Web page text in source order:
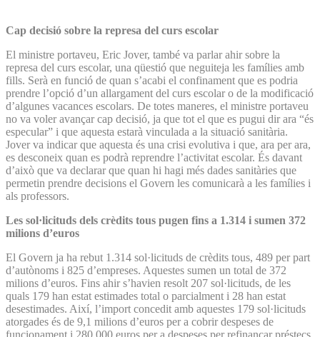
Cap decisió sobre la represa del curs escolar
El ministre portaveu, Eric Jover, també va parlar ahir sobre la
represa del curs escolar, una qüestió que neguiteja les famílies amb
fills. Serà en funció de quan s’acabi el confinament que es podria
prendre l’opció d’un allargament del curs escolar o de la modificació
d’algunes vacances escolars. De totes maneres, el ministre portaveu
no va voler avançar cap decisió, ja que tot el que es pugui dir ara “és
especular” i que aquesta estarà vinculada a la situació sanitària.
Jover va indicar que aquesta és una crisi evolutiva i que, ara per ara,
es desconeix quan es podrà reprendre l’activitat escolar. És davant
d’això que va declarar que quan hi hagi més dades sanitàries que
permetin prendre decisions el Govern les comunicarà a les famílies i
als professors.
Les sol·licituds dels crèdits tous pugen fins a 1.314 i sumen 372
milions d’euros
El Govern ja ha rebut 1.314 sol·licituds de crèdits tous, 489 per part
d’autònoms i 825 d’empreses. Aquestes sumen un total de 372
milions d’euros. Fins ahir s’havien resolt 207 sol·licituds, de les
quals 179 han estat estimades total o parcialment i 28 han estat
desestimades. Així, l’import concedit amb aquestes 179 sol·licituds
atorgades és de 9,1 milions d’euros per a cobrir despeses de
funcionament i 280.000 euros per a despeses per refinançar préstecs.